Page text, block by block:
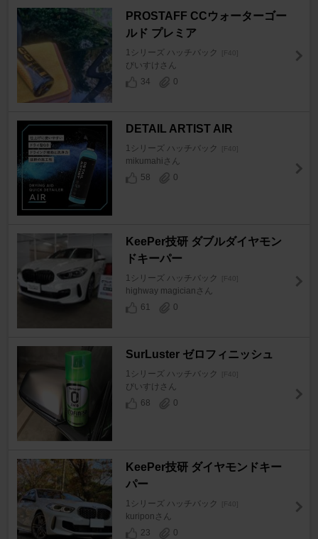
PROSTAFF CCウォーターゴー
ルド プレミア
1シリーズ ハッチバック [F40]
びいすけさん
34
0
DETAIL ARTIST AIR
1シリーズ ハッチバック [F40]
mikumahiさん
58
0
KeePer技研 ダブルダイヤモン
ドキーパー
1シリーズ ハッチバック [F40]
highway magicianさん
61
0
SurLuster ゼロフィニッシュ
1シリーズ ハッチバック [F40]
びいすけさん
68
0
KeePer技研 ダイヤモンドキー
パー
1シリーズ ハッチバック [F40]
kuriponさん
23
0